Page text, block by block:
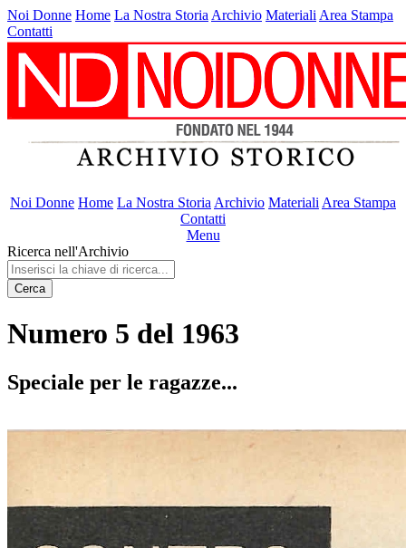
Noi Donne Home La Nostra Storia Archivio Materiali Area Stampa
Contatti
Noi Donne Home La Nostra Storia Archivio Materiali Area Stampa
Contatti
Menu
Ricerca nell'Archivio
Cerca
Numero 5 del 1963
Speciale per le ragazze...